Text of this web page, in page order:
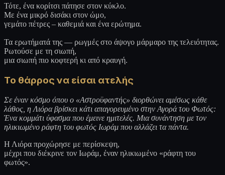
Τότε, ένα κορίτσι πάτησε στον κύκλο.
Με ένα μικρό δισάκι στον ώμο,
γεμάτο πέτρες – καθεμιά και ένα ερώτημα.
Τα ερωτήματά της — ρωγμές στο άψογο μάρμαρο της τελειότητας.
Ρωτούσε με τη σιωπή,
μια σιωπή πιο κοφτερή κι από κραυγή.
Το θάρρος να είσαι ατελής
Σε έναν κόσμο όπου ο «Αστροϋφαντής» διορθώνει αμέσως κάθε
λάθος, η Λιόρα βρίσκει κάτι απαγορευμένο στην Αγορά του Φωτός:
Ένα κομμάτι ύφασμα που έμεινε ημιτελές. Μια συνάντηση με τον
ηλικιωμένο ράφτη του φωτός Ιωράμ που αλλάζει τα πάντα.
Η Λιόρα προχώρησε με περίσκεψη,
μέχρι που διέκρινε τον Ιωράμ, έναν ηλικιωμένο «ράφτη του
φωτός».